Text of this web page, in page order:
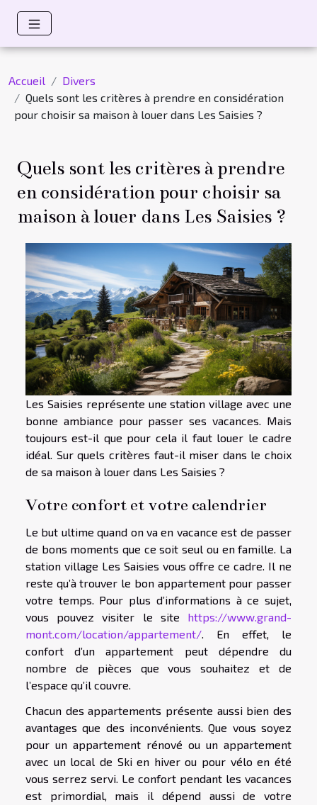
Accueil
Divers
Quels sont les critères à prendre en considération
pour choisir sa maison à louer dans Les Saisies ?
Quels sont les critères à prendre
en considération pour choisir sa
maison à louer dans Les Saisies ?
Les Saisies représente une station village avec une
bonne ambiance pour passer ses vacances. Mais
toujours est-il que pour cela il faut louer le cadre
idéal. Sur quels critères faut-il miser dans le choix
de sa maison à louer dans Les Saisies ?
Votre confort et votre calendrier
Le but ultime quand on va en vacance est de passer
de bons moments que ce soit seul ou en famille. La
station village Les Saisies vous offre ce cadre. Il ne
reste qu’à trouver le bon appartement pour passer
votre temps. Pour plus d’informations à ce sujet,
vous pouvez visiter le site https://www.grand-
mont.com/location/appartement/. En effet, le
confort d’un appartement peut dépendre du
nombre de pièces que vous souhaitez et de
l’espace qu’il couvre.
Chacun des appartements présente aussi bien des
avantages que des inconvénients. Que vous soyez
pour un appartement rénové ou un appartement
avec un local de Ski en hiver ou pour vélo en été
vous serrez servi. Le confort pendant les vacances
est primordial, mais il dépend aussi de votre